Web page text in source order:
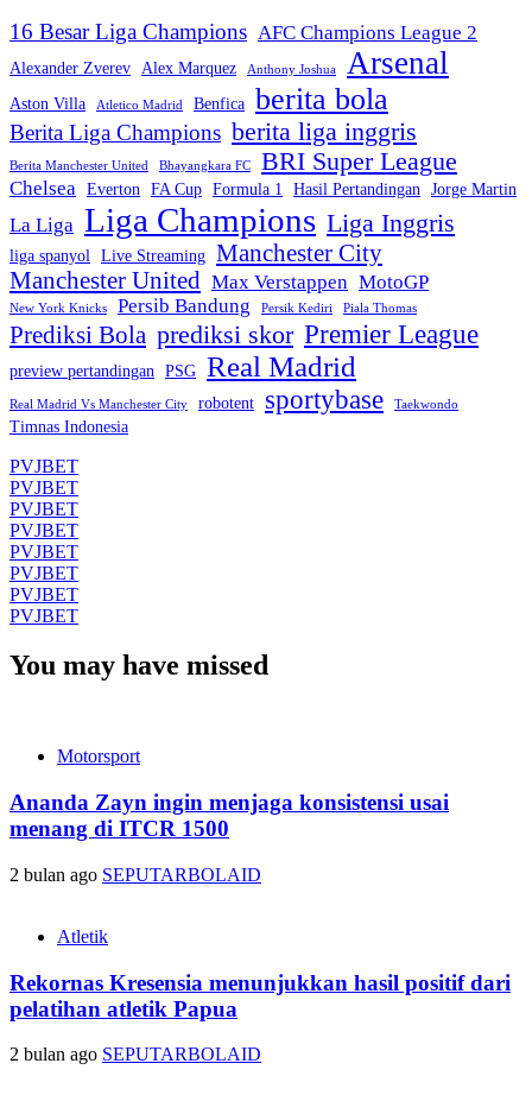
16 Besar Liga Champions AFC Champions League 2
Alexander Zverev Alex Marquez Anthony Joshua Arsenal
Aston Villa Atletico Madrid Benfica berita bola
Berita Liga Champions berita liga inggris
Berita Manchester United Bhayangkara FC BRI Super League
Chelsea Everton FA Cup Formula 1 Hasil Pertandingan Jorge Martin
La Liga Liga Champions Liga Inggris
liga spanyol Live Streaming Manchester City
Manchester United Max Verstappen MotoGP
New York Knicks Persib Bandung Persik Kediri Piala Thomas
Prediksi Bola prediksi skor Premier League
preview pertandingan PSG Real Madrid
Real Madrid Vs Manchester City robotent sportybase Taekwondo
Timnas Indonesia
PVJBET
PVJBET
PVJBET
PVJBET
PVJBET
PVJBET
PVJBET
PVJBET
You may have missed
Motorsport
Ananda Zayn ingin menjaga konsistensi usai
menang di ITCR 1500
2 bulan ago SEPUTARBOLAID
Atletik
Rekornas Kresensia menunjukkan hasil positif dari
pelatihan atletik Papua
2 bulan ago SEPUTARBOLAID